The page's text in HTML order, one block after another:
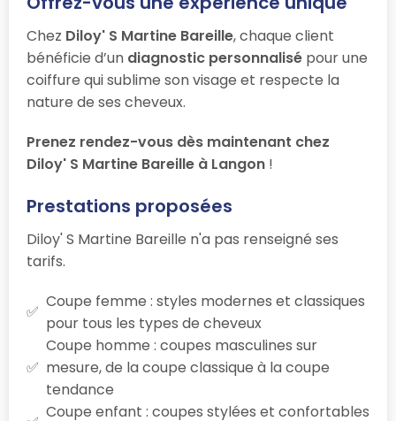
Chez Diloy' S Martine Bareille, chaque client
bénéficie d’un diagnostic personnalisé pour une
coiffure qui sublime son visage et respecte la
nature de ses cheveux.
Prenez rendez-vous dès maintenant chez
Diloy' S Martine Bareille à Langon !
Prestations proposées
Diloy' S Martine Bareille n'a pas renseigné ses
tarifs.
Coupe femme : styles modernes et classiques
pour tous les types de cheveux
Coupe homme : coupes masculines sur
mesure, de la coupe classique à la coupe
tendance
Coupe enfant : coupes stylées et confortables